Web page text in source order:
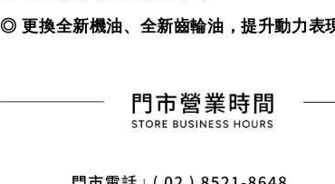
◎ 更換全新機油、全新齒輪油，提升動力表